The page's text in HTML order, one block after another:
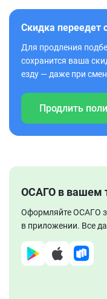
Скидка переедет
Для продления
сохранится ваша
езду — даже при
Продлить
ОСАГО в вашем
Оформляйте ОСАГО
в приложении. Все